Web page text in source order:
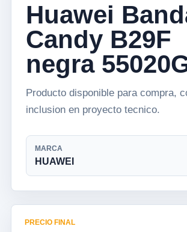
Huawei
Candy B29F
negra
Producto disponible para compra,
inclusion en proyecto tecnico.
MARCA
HUAWEI
PRECIO FINAL